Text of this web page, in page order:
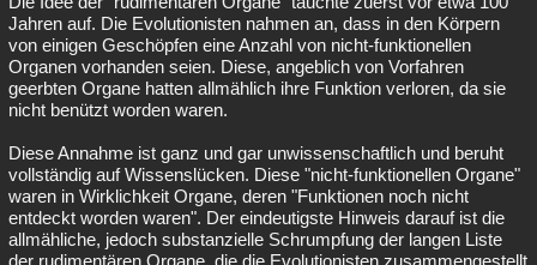
Jahren auf. Die Evolutionisten nahmen an, dass in den Körpern
von einigen Geschöpfen eine Anzahl von nicht-funktionellen
Organen vorhanden seien. Diese, angeblich von Vorfahren
geerbten Organe hatten allmählich ihre Funktion verloren, da sie
nicht benützt worden waren.
Diese Annahme ist ganz und gar unwissenschaftlich und beruht
vollständig auf Wissenslücken. Diese "nicht-funktionellen Organe"
waren in Wirklichkeit Organe, deren "Funktionen noch nicht
entdeckt worden waren". Der eindeutigste Hinweis darauf ist die
allmähliche, jedoch substanzielle Schrumpfung der langen Liste
der rudimentären Organe, die die Evolutionisten zusammengestellt